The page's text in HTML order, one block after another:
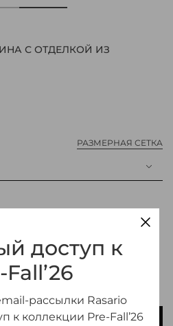
С ОТДЕЛКОЙ ИЗ
РАЗМЕРНАЯ СЕТКА
доступ к
Fall’26
рассылки Rasario
к коллекции Pre-Fall’26